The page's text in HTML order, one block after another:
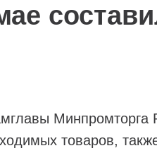
товаров,